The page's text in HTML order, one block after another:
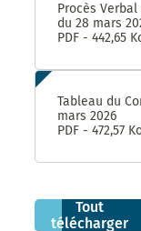
Procès
du 28 mars
PDF - 442,65
Tableau du
mars 2026
PDF - 472,57
Tout
télécharger